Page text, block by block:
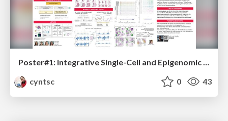
Poster#1: Integrative Single-Cell and Epigenomic Profiling with Spatial Transcriptomics to identify Cell Types and cis-Regulatory Elements in the Human Habenula
cyntsc
0 43